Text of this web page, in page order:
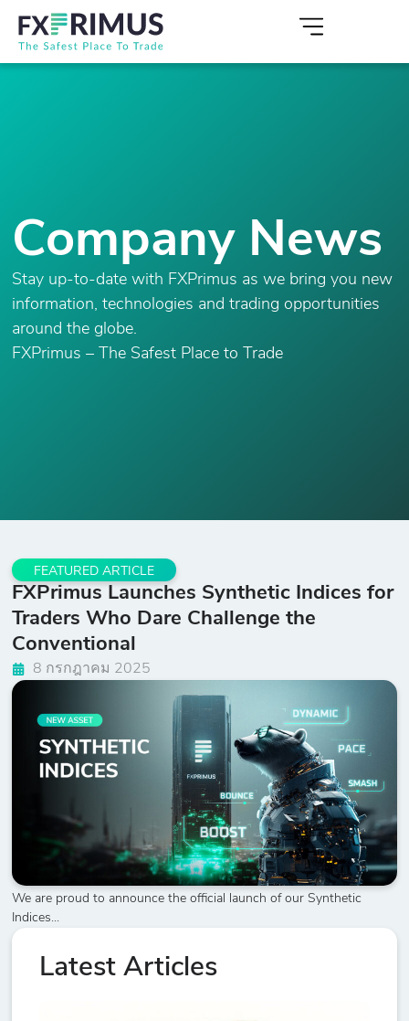
Company News
Stay up-to-date with FXPrimus as we bring you new
information, technologies and trading opportunities
around the globe.
FXPrimus – The Safest Place to Trade
FEATURED ARTICLE
FXPrimus Launches Synthetic Indices for
Traders Who Dare Challenge the
Conventional
8 กรกฎาคม 2025
We are proud to announce the official launch of our Synthetic
Indices...
Latest Articles